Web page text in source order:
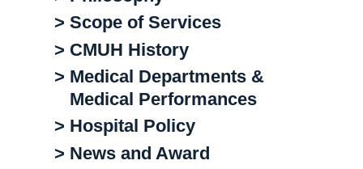
> Scope of Services
> CMUH History
> Medical Departments &
Medical Performances
> Hospital Policy
> News and Award